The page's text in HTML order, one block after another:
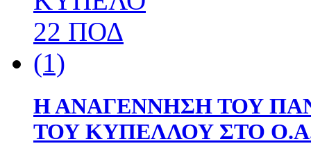
Η ΑΝΑΓΕΝΝΗΣΗ ΤΟΥ
ΤΟΥ ΚΥΠΕΛΛΟΥ ΣΤΟ